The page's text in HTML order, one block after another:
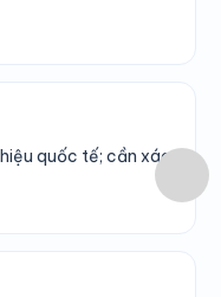
quốc tế; cần xác